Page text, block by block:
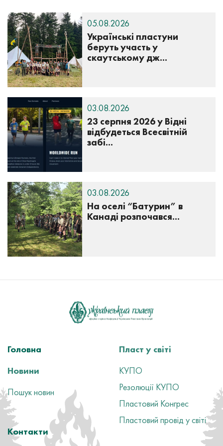
Українські пластуни
беруть участь у
скаутському дж...
05.08.2026
23 серпня 2026 у Відні
відбудеться Всесвітній
забі...
03.08.2026
На оселі “Батурин” в
Канаді розпочався...
03.08.2026
Головна
Новини
Пошук новин
Пласт у світі
КУПО
Резолюції КУПО
Пластовий Конгрес
Пластовий провід у світі
Контакти